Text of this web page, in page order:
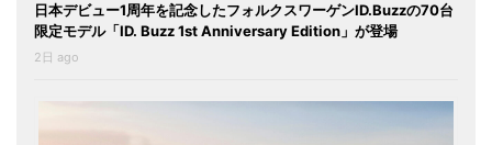
日本デビュー1周年を記念したフォルクスワーゲンID.Buzzの70台
限定モデル「ID. Buzz 1st Anniversary Edition」が登場
2日 ago